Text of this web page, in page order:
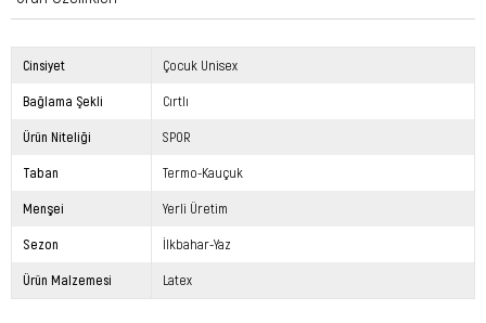
Cinsiyet Çocuk Unisex
Bağlama Şekli Cırtlı
Ürün Niteliği SPOR
Taban Termo-Kauçuk
Menşei Yerli Üretim
Sezon İlkbahar-Yaz
Ürün Malzemesi Latex